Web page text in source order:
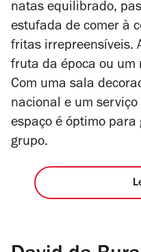
natas equilibrado,
estufada de comer à
fritas irrepreensíveis.
fruta da época ou um
Com uma sala
nacional e um
espaço é óptimo
grupo.